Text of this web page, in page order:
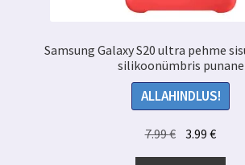
Samsung Galaxy S20 ultra pehme
silikoonümbris punane
ALLAHINDLUS!
7.99€ Algne
3.99€